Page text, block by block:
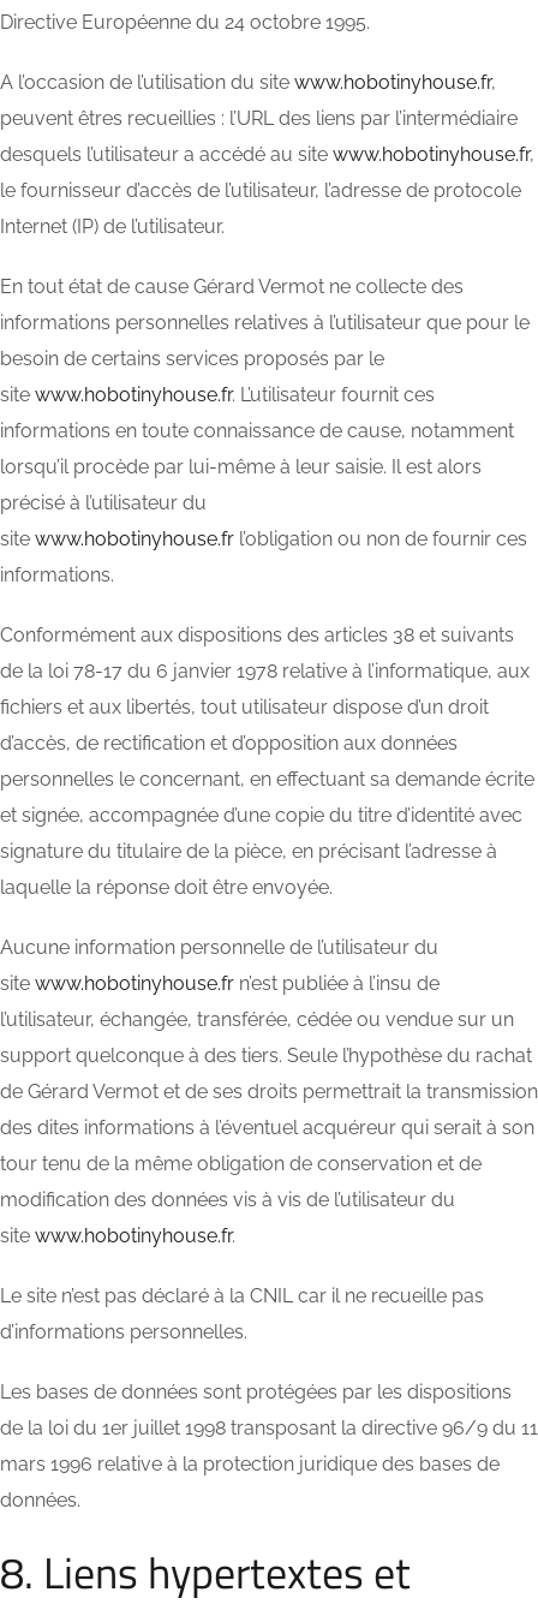
Directive Européenne du 24 octobre 1995.
A l’occasion de l’utilisation du site www.hobotinyhouse.fr,
peuvent êtres recueillies : l’URL des liens par l’intermédiaire
desquels l’utilisateur a accédé au site www.hobotinyhouse.fr,
le fournisseur d’accès de l’utilisateur, l’adresse de protocole
Internet (IP) de l’utilisateur.
En tout état de cause Gérard Vermot ne collecte des
informations personnelles relatives à l’utilisateur que pour le
besoin de certains services proposés par le
site www.hobotinyhouse.fr. L’utilisateur fournit ces
informations en toute connaissance de cause, notamment
lorsqu’il procède par lui-même à leur saisie. Il est alors
précisé à l’utilisateur du
site www.hobotinyhouse.fr l’obligation ou non de fournir ces
informations.
Conformément aux dispositions des articles 38 et suivants
de la loi 78-17 du 6 janvier 1978 relative à l’informatique, aux
fichiers et aux libertés, tout utilisateur dispose d’un droit
d’accès, de rectification et d’opposition aux données
personnelles le concernant, en effectuant sa demande écrite
et signée, accompagnée d’une copie du titre d’identité avec
signature du titulaire de la pièce, en précisant l’adresse à
laquelle la réponse doit être envoyée.
Aucune information personnelle de l’utilisateur du
site www.hobotinyhouse.fr n’est publiée à l’insu de
l’utilisateur, échangée, transférée, cédée ou vendue sur un
support quelconque à des tiers. Seule l’hypothèse du rachat
de Gérard Vermot et de ses droits permettrait la transmission
des dites informations à l’éventuel acquéreur qui serait à son
tour tenu de la même obligation de conservation et de
modification des données vis à vis de l’utilisateur du
site www.hobotinyhouse.fr.
Le site n’est pas déclaré à la CNIL car il ne recueille pas
d’informations personnelles.
Les bases de données sont protégées par les dispositions
de la loi du 1er juillet 1998 transposant la directive 96/9 du 11
mars 1996 relative à la protection juridique des bases de
données.
8. Liens hypertextes et